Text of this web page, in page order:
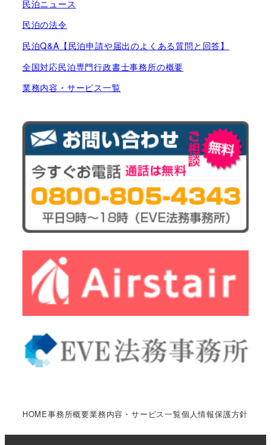
民泊ニュース
民泊の法令
民泊Q&A【民泊申請や届出のよくある質問と回答】
全国対応民泊専門行政書士事務所の概要
業務内容・サービス一覧
HOME事務所概要業務内容・サービス一覧個人情報保護方針